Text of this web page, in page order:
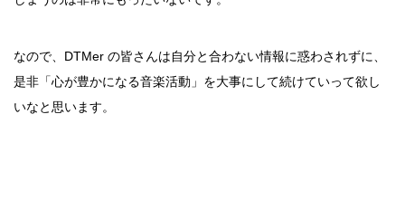
なので、DTMer の皆さんは自分と合わない情報に惑わされずに、
是非「心が豊かになる音楽活動」を大事にして続けていって欲し
いなと思います。